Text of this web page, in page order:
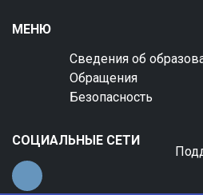
МЕНЮ
Сведения об
Обращения
Безопасность
СОЦИАЛЬНЫЕ СЕТИ